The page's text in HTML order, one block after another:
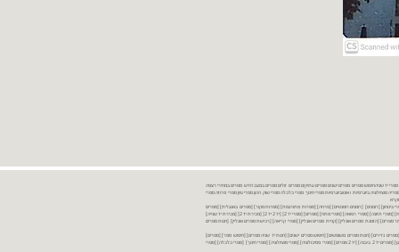
ספרים יד שניה ספרים משומשים ספרים חדשים ספרים יד 2 מכירת ספרים יד שניה ספרי יד שניהחיפוש ספרים ספרים ישנים ספרים עתיקים ספרים זולים ספרים במצב חדש ספרים במחירי רצפה
במבצע ספרים יד 2 ברמת גן ספרים יד 2 ביבנה יד 2 ספרים ספרי פסיכולוגיה ספריה סוציולוגיה ביוגרפיות ו אוטוביוגרפיות ספרי חינוך ספרי כלכלה ספרי שוק ההון ספרי עיון ספרי פרוזה ספרי
ביטחון] [רומנים] [רומנים רומנטיים] [פרוזה] [ספרות מתורגמת] [ספרות מקור] [ספרים באנגלית] [ספרים
חדשים מהחנות] [ספרים מומלצים] [ספרי בישול] [ספרי עידן חדש] [ספרי עסקים] [ספרי מורשת] [מחזות] [ספרי שירה] [ספרי בריאות] [ספרי תזונה] [ספרי רפואה] [ספרי מתח] [ספרים] [ספרי יד 2[ [יד 2 יד 2[ [מכירת יד 2[ [מכירת יד שנייה]
יד 2[ [ספר] [ספרים יד 2[ [הזמנת ספרים] [יד 2 ספרים] [ספרים בזול] [אתר ספרים] [הזמנת ספרים אונליין] [קניית ספרים אונליין] [ספרי קריאה] [רכישת ספרים אונליין] [חנות ספרים
נדירים] [חנות ספרים משומשים] [חיפוש ספרים ישנים] [חנות יד שניה ספרים] [חיפוש ספר] [ספרים]
[חנות ספרים זולים] [ספרים חדשים] [ספרים במחירי רצפה] [ספרים במשלוח חינם] [ספרים במשלוח עד הבית] [ספרים יד 2 ברמת גן] [ספרים יד 2 ביבנה] [יד 2 ספרים] [ספרי פסיכולוגיה] [ספרי סוציולוגיה] [ספרי חינוך] [ספרי כלכלה] [ספרי